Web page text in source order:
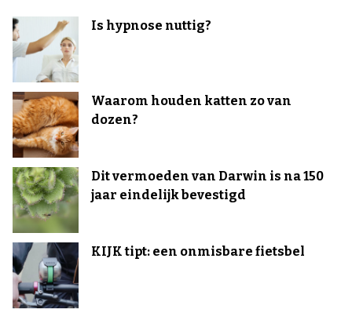
Is hypnose nuttig?
Waarom houden katten zo van
dozen?
Dit vermoeden van Darwin is na 150
jaar eindelijk bevestigd
KIJK tipt: een onmisbare fietsbel